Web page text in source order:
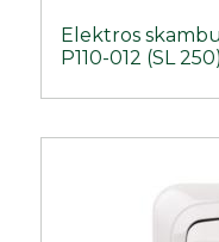
Elektros
P110-012 (SL 250)